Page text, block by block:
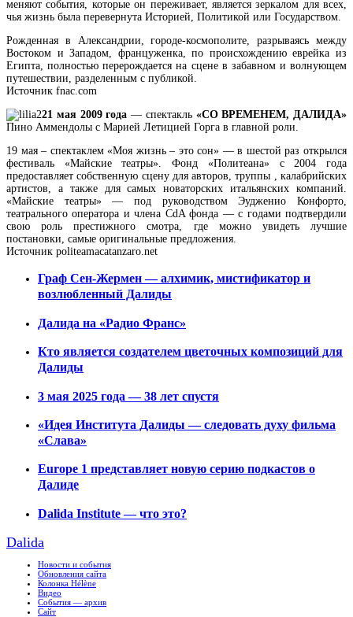
меняют события, которые он переживает, является зеркалом для всех,
чья жизнь была перевернута Историей, Политикой или Государством.
Рожденная в Александрии, городе-космополите, разрываясь между
Востоком и Западом, француженка, по происхождению еврейка из
Египта, полностью перерождается на сцене в забавном и волнующем
путешествии, разделенным с публикой.
Источник fnac.com
21 мая 2009 года — спектакль «СО ВРЕМЕНЕМ, ДАЛИДА»
Пино Аммендолы с Марией Летицией Горга в главной роли.
19 мая – спектаклем «Моя жизнь – это сон» — в шестой раз открылся
фестиваль «Майские театры». Фонд «Политеана» с 2004 года
предоставляет собственную сцену для авторов, труппы , калабрийских
артистов, а также для самых новаторских итальянских компаний.
«Майские театры» — под руководством Эудженио Конфорто,
театрального оператора и члена CdA фонда — с годами подтвердили
свою роль престижного смотра, где можно увидеть лучшие
постановки, самые оригинальные предложения.
Источник politeamacatanzaro.net
Граф Сен-Жермен — алхимик, мистификатор и
возлюбленный Далиды
Далида на «Радио Франс»
Кто является создателем цветочных композиций для
Далиды
3 мая 2025 года — 38 лет спустя
«Идея Института Далиды — следовать духу фильма
«Слава»
Europe 1 представляет новую серию подкастов о
Далиде
Dalida Institute — что это?
Dalida
Новости и события
Обновления сайта
Колонка Hélène
Видео
События — архив
Сайт